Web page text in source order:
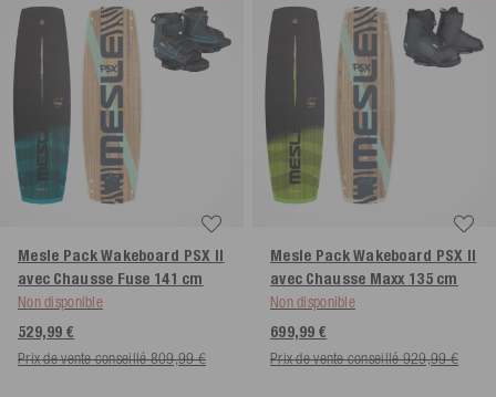
Mesle Pack Wakeboard PSX II
avec Chausse Fuse 141 cm
Non disponible
529,99 €
Prix de vente conseillé 809,99 €
Mesle Pack Wakeboard PSX II
avec Chausse Maxx 135 cm
Non disponible
699,99 €
Prix de vente conseillé 929,99 €